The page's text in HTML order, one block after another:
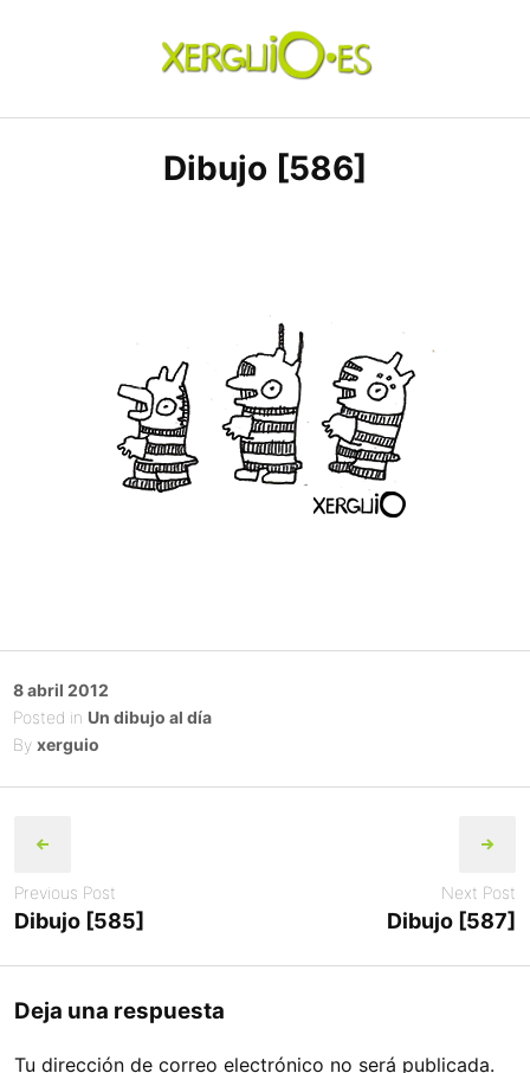
xerguio.ES | ilustración
Dibujo [586]
Posted
on
8 abril 2012
Posted in Un dibujo al día
By xerguio
navigation
Previous Post
Dibujo [585]
Next Post
Dibujo [587]
Deja una respuesta
Tu dirección de correo electrónico no será publicada.